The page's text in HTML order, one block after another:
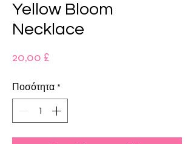
Yellow Bloom
Necklace
20,00 £
Ποσότητα *